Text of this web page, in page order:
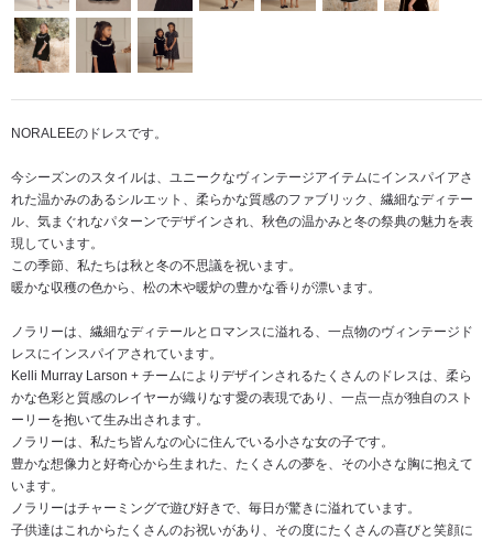
NORALEEのドレスです。
今シーズンのスタイルは、ユニークなヴィンテージアイテムにインスパイアさ
れた温かみのあるシルエット、柔らかな質感のファブリック、繊細なディテー
ル、気まぐれなパターンでデザインされ、秋色の温かみと冬の祭典の魅力を表
現しています。
この季節、私たちは秋と冬の不思議を祝います。
暖かな収穫の色から、松の木や暖炉の豊かな香りが漂います。
ノラリーは、繊細なディテールとロマンスに溢れる、一点物のヴィンテージド
レスにインスパイアされています。
Kelli Murray Larson + チームによりデザインされるたくさんのドレスは、柔ら
かな色彩と質感のレイヤーが織りなす愛の表現であり、一点一点が独自のスト
ーリーを抱いて生み出されます。
ノラリーは、私たち皆んなの心に住んでいる小さな女の子です。
豊かな想像力と好奇心から生まれた、たくさんの夢を、その小さな胸に抱えて
います。
ノラリーはチャーミングで遊び好きで、毎日が驚きに溢れています。
子供達はこれからたくさんのお祝いがあり、その度にたくさんの喜びと笑顔に